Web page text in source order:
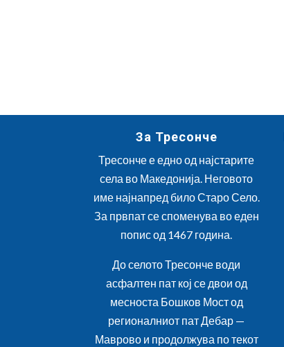
За Тресонче
Тресонче е едно од најстарите
села во Македонија. Неговото
име најнапред било Старо Село.
За првпат се споменува во еден
попис од 1467 година.
До селото Тресонче води
асфалтен пат кој се двои од
месноста Бошков Мост од
регионалниот пат Дебар —
Маврово и продолжува по текот